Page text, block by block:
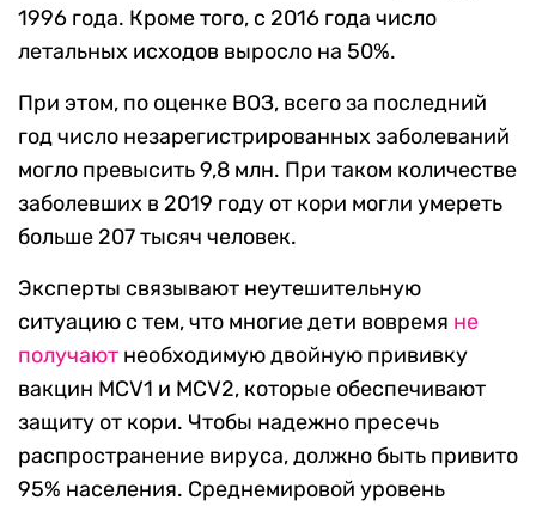
1996 года. Кроме того, с 2016 года число
летальных исходов выросло на 50%.
При этом, по оценке ВОЗ, всего за последний
год число незарегистрированных заболеваний
могло превысить 9,8 млн. При таком количестве
заболевших в 2019 году от кори могли умереть
больше 207 тысяч человек.
Эксперты связывают неутешительную
ситуацию с тем, что многие дети вовремя не
получают необходимую двойную прививку
вакцин MCV1 и MCV2, которые обеспечивают
защиту от кори. Чтобы надежно пресечь
распространение вируса, должно быть привито
95% населения. Среднемировой уровень